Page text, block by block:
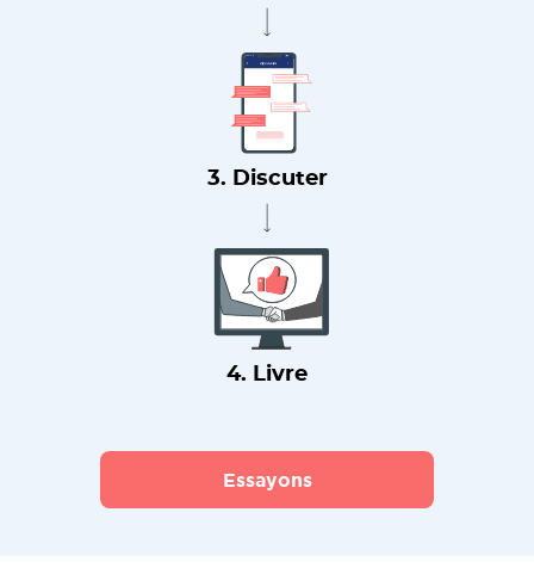
3. Discuter
4. Livre
Essayons